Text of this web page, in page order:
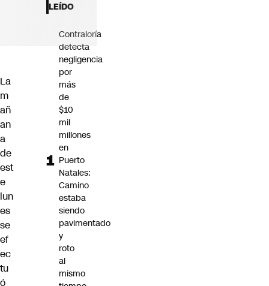
La
m
añ
an
a
de
est
e
lun
es
se
ef
ec
tu
ó
LEÍDO
Contraloría
detecta
negligencia
por
más
de
$10
mil
millones
en
Puerto
Natales:
Camino
estaba
siendo
pavimentado
y
roto
al
mismo